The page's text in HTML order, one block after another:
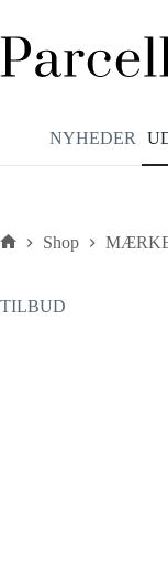
indhold
NYHEDER
Shop
TILBUD